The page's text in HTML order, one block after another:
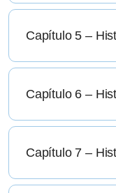
Capítulo 5 –
Capítulo 6 –
Capítulo 7 –